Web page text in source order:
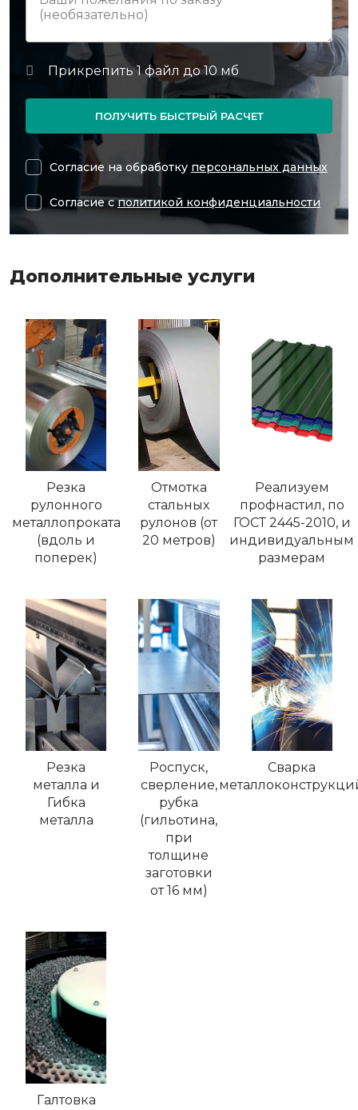
ПОЛУЧИТЬ БЫСТРЫЙ РАСЧЕТ
Согласие на обработку персональных данных
Согласие сполитикой конфиденциальности
Дополнительные услуги
Резка
рулонного
металлопроката
(вдоль и
поперек)
Отмотка
стальных
рулонов (от
20 метров)
Реализуем
профнастил, по
ГОСТ 2445-2010, и
индивидуальным
размерам
Резка
металла и
Гибка
металла
Роспуск,
сверление,
рубка
(гильотина,
при
толщине
заготовки
от 16 мм)
Сварка
Галтовка